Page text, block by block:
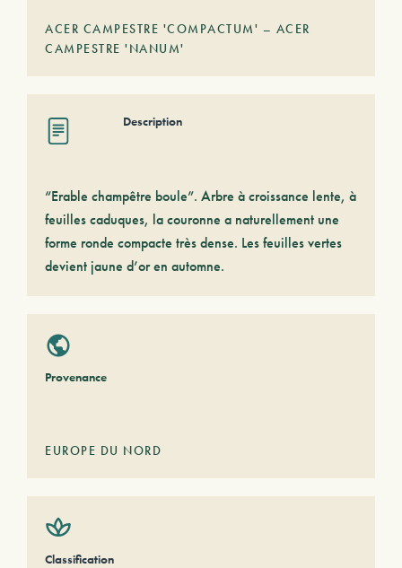
ACER CAMPESTRE 'COMPACTUM' – ACER
CAMPESTRE 'NANUM'
Description
“Erable champêtre boule”. Arbre à croissance lente, à
feuilles caduques, la couronne a naturellement une
forme ronde compacte très dense. Les feuilles vertes
devient jaune d’or en automne.
Provenance
EUROPE DU NORD
Classification